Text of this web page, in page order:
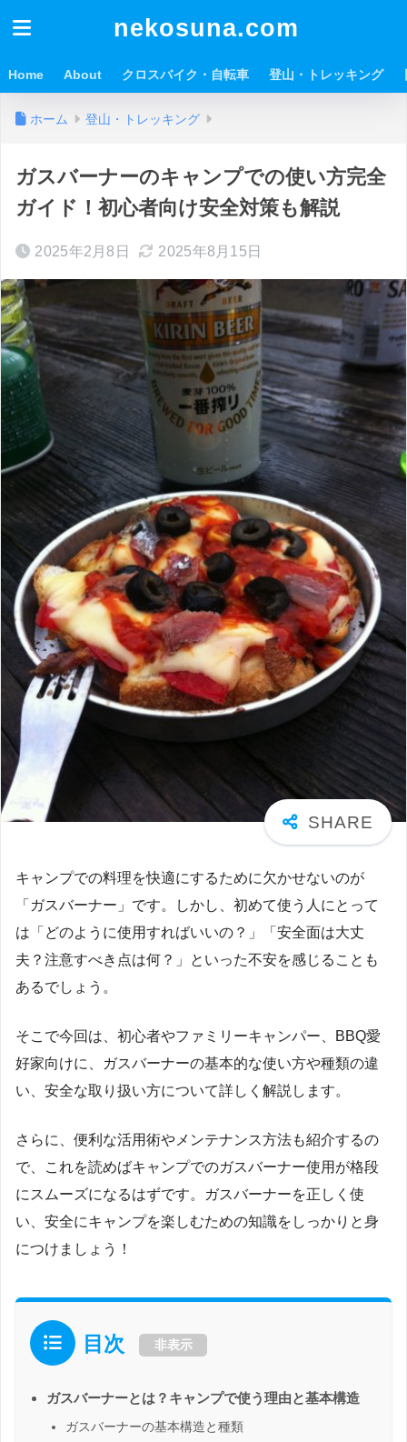
nekosuna.com
Home About クロスバイク・自転車 登山・トレッキング
ホーム 登山・トレッキング
ガスバーナーのキャンプでの使い方完全
ガイド！初心者向け安全対策も解説
2025年2月8日 2025年8月15日
キャンプでの料理を快適にするために欠かせないのが
「ガスバーナー」です。しかし、初めて使う人にとって
は「どのように使用すればいいの？」「安全面は大丈
夫？注意すべき点は何？」といった不安を感じることも
あるでしょう。
そこで今回は、初心者やファミリーキャンパー、BBQ愛
好家向けに、ガスバーナーの基本的な使い方や種類の違
い、安全な取り扱い方について詳しく解説します。
さらに、便利な活用術やメンテナンス方法も紹介するの
で、これを読めばキャンプでのガスバーナー使用が格段
にスムーズになるはずです。ガスバーナーを正しく使
い、安全にキャンプを楽しむための知識をしっかりと身
につけましょう！
目次 非表示
ガスバーナーとは？キャンプで使う理由と基本構造
ガスバーナーの基本構造と種類